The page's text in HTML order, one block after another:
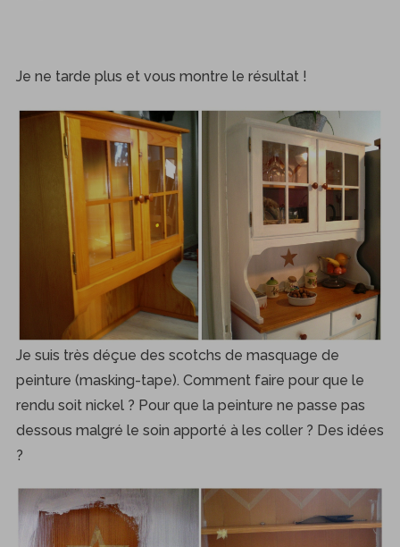
Je ne tarde plus et vous montre le résultat !
Je suis très déçue des scotchs de masquage de
peinture (masking-tape). Comment faire pour que le
rendu soit nickel ? Pour que la peinture ne passe pas
dessous malgré le soin apporté à les coller ? Des idées
?